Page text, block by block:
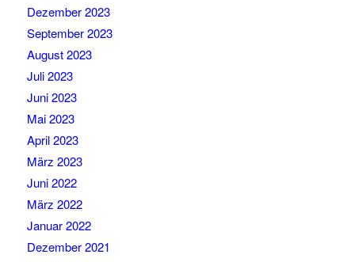
Dezember 2023
September 2023
August 2023
Juli 2023
Juni 2023
Mai 2023
April 2023
März 2023
Juni 2022
März 2022
Januar 2022
Dezember 2021